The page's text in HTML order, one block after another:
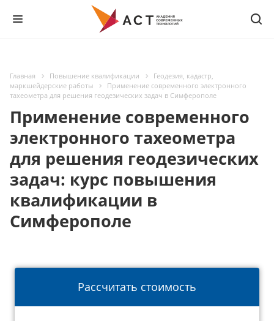
Главная Повышение квалификации
Геодезия, кадастр,
маркшейдерские работы
Применение современного электронного
тахеометра для решения геодезических задач в Симферополе
Применение современного
электронного тахеометра
для решения геодезических
задач: курс повышения
квалификации в
Симферополе
Рассчитать стоимость